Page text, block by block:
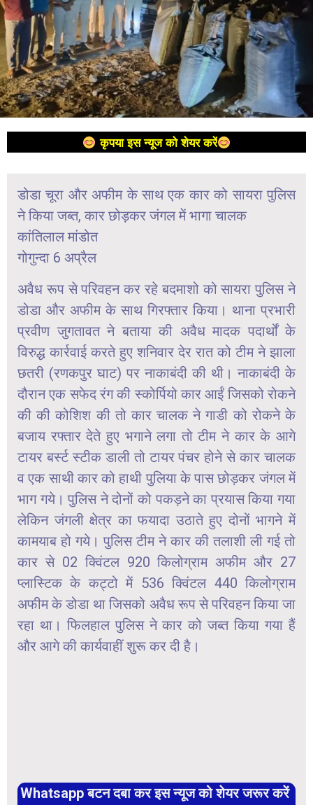
कृपया इस न्यूज को शेयर करें
डोडा चूरा और अफीम के साथ एक कार को सायरा पुलिस
ने किया जब्त, कार छोड़कर जंगल में भागा चालक
कांतिलाल मांडोत
गोगुन्दा 6 अप्रैल
अवैध रूप से परिवहन कर रहे बदमाशो को सायरा पुलिस ने
डोडा और अफीम के साथ गिरफ्तार किया। थाना प्रभारी
प्रवीण जुगतावत ने बताया की अवैध मादक पदार्थों के
विरुद्ध कार्रवाई करते हुए शनिवार देर रात को टीम ने झाला
छतरी (रणकपुर घाट) पर नाकाबंदी की थी। नाकाबंदी के
दौरान एक सफेद रंग की स्कोर्पियो कार आईं जिसको रोकने
की की कोशिश की तो कार चालक ने गाडी को रोकने के
बजाय रफ्तार देते हुए भगाने लगा तो टीम ने कार के आगे
टायर बर्स्ट स्टीक डाली तो टायर पंचर होने से कार चालक
व एक साथी कार को हाथी पुलिया के पास छोड़कर जंगल में
भाग गये। पुलिस ने दोनों को पकड़ने का प्रयास किया गया
लेकिन जंगली क्षेत्र का फयादा उठाते हुए दोनों भागने में
कामयाब हो गये। पुलिस टीम ने कार की तलाशी ली गई तो
कार से 02 क्विंटल 920 किलोग्राम अफीम और 27
प्लास्टिक के कट्टो में 536 क्विंटल 440 किलोग्राम
अफीम के डोडा था जिसको अवैध रूप से परिवहन किया जा
रहा था। फिलहाल पुलिस ने कार को जब्त किया गया हैं
और आगे की कार्यवाहीं शुरू कर दी है।
Whatsapp बटन दबा कर इस न्यूज को शेयर जरूर करें